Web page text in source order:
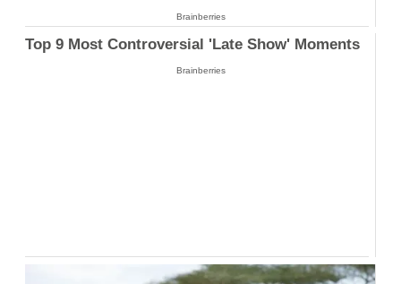
Brainberries
Top 9 Most Controversial 'Late Show' Moments
Brainberries